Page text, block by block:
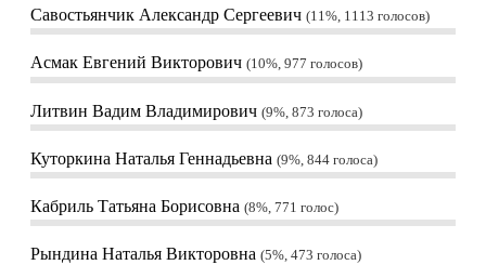
Савостьянчик Александр Сергеевич 11%, 1113 голосов
Асмак Евгений Викторович 10%, 977 голосов
Литвин Вадим Владимирович 9%, 873 голоса
Куторкина Наталья Геннадьевна 9%, 844 голоса
Кабриль Татьяна Борисовна 8%, 771 голос
Рындина Наталья Викторовна 5%, 473 голоса